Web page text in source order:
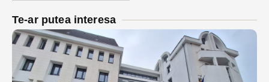
Te-ar putea interesa